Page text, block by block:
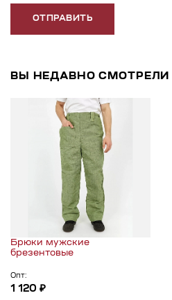
ОТПРАВИТЬ
ВЫ НЕДАВНО СМОТРЕЛИ
Брюки мужские
брезентовые
Опт:
1 120 ₽